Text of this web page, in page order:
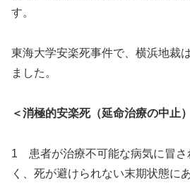
す。
東海大学安楽死事件で、横浜地裁
ました。
＜消極的安楽死（延命治療の中止
1 患者が治療不可能な病気に冒さ
く、死が避けられない末期状態にあ